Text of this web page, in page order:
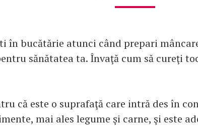
în bucătărie atunci când prepari
sănătatea ta. Învaţă cum să cureţi
că este o suprafaţă care intră des în
mai ales legume şi carne, şi este